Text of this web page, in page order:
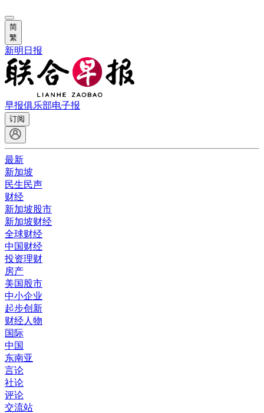
简
繁
新明日报
早报俱乐部电子报
订阅
最新
新加坡
民生民声
财经
新加坡股市
新加坡财经
全球财经
中国财经
投资理财
房产
美国股市
中小企业
起步创新
财经人物
国际
中国
东南亚
言论
社论
评论
交流站